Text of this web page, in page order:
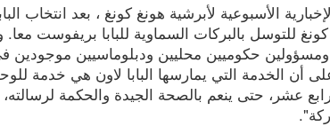
الأسبوعية لأبرشية هونغ كونغ ، بعد انتخاب
للتوسل بالبركات السماوية للبابا بريفوست
حكوميين محليين ودبلوماسيين موجودين
تشاو على أن الخدمة التي يمارسها البابا لاون هي خدمة
عشر، حتى ينعم بالصحة الجيدة والحكمة